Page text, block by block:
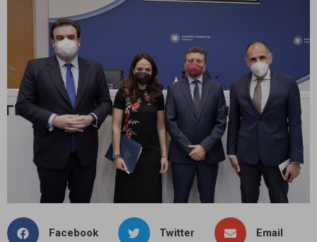
Facebook Twitter Email